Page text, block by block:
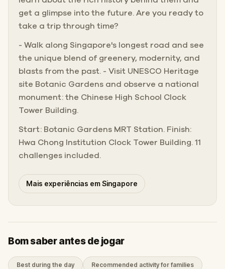
get a glimpse into the future. Are you ready to
take a trip through time?
- Walk along Singapore's longest road and see
the unique blend of greenery, modernity, and
blasts from the past. - Visit UNESCO Heritage
site Botanic Gardens and observe a national
monument: the Chinese High School Clock
Tower Building.
Start: Botanic Gardens MRT Station. Finish:
Hwa Chong Institution Clock Tower Building. 11
challenges included.
Mais experiências em Singapore
Bom saber antes de jogar
Best during the day Recommended activity for families